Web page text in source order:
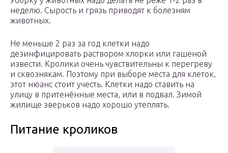
неделю. Сырость и грязь приводят к болезням
животных.
Не меньше 2 раз за год клетки надо
дезинфицировать раствором хлорки или гашеной
извести. Кролики очень чувствительны к перегреву
и сквознякам. Поэтому при выборе места для клеток,
этот нюанс стоит учесть. Клетки надо ставить на
улицу в притенённые места, или в подвал. Зимой
жилище зверьков надо хорошо утеплять.
Питание кроликов